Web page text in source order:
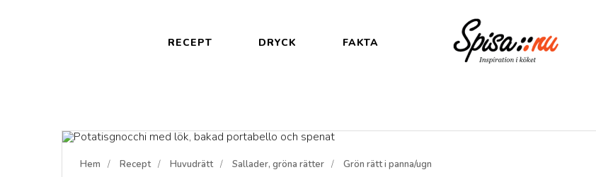
RECEPT DRYCK FAKTA
Hem Recept Huvudrätt Sallader, gröna rätter Grön rätt i panna/ugn